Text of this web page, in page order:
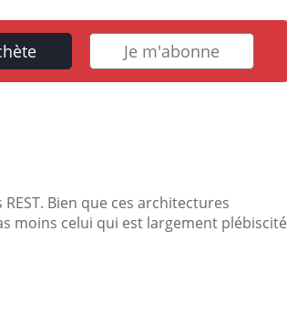
Je m'abonne
Bien que ces architectures
moins celui qui est largement plébiscité